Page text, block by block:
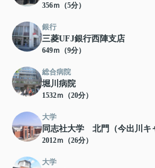
356ｍ（5分）
銀行
三菱UFJ銀行西陣支店
649ｍ（9分）
総合病院
堀川病院
1532ｍ（20分）
大学
同志社大学 北門（今出川キ
2012ｍ（26分）
大学